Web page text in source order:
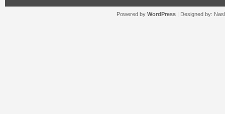
Powered by WordPress | Designed by: